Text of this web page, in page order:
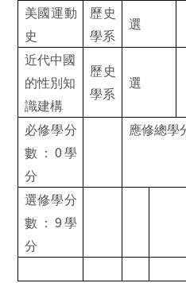
美國運動
史
歷史
學系
選
近代中國
的性別知
識建構
歷史
學系
選
必修學分
數：0 學
分
應修總學
選修學分
數：9 學
分